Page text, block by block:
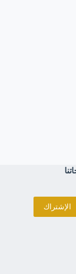
الإشتراك